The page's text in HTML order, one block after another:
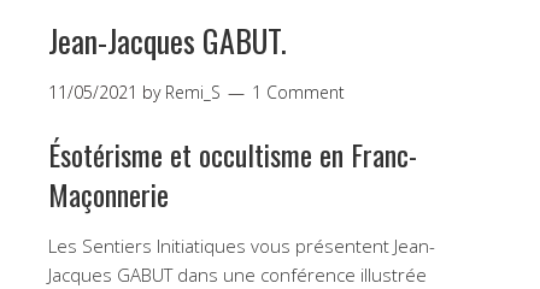
Jean-Jacques GABUT.
11/05/2021 by Remi_S 1 Comment
Ésotérisme et occultisme en Franc-
Maçonnerie
Les Sentiers Initiatiques vous présentent Jean-
Jacques GABUT dans une conférence illustrée